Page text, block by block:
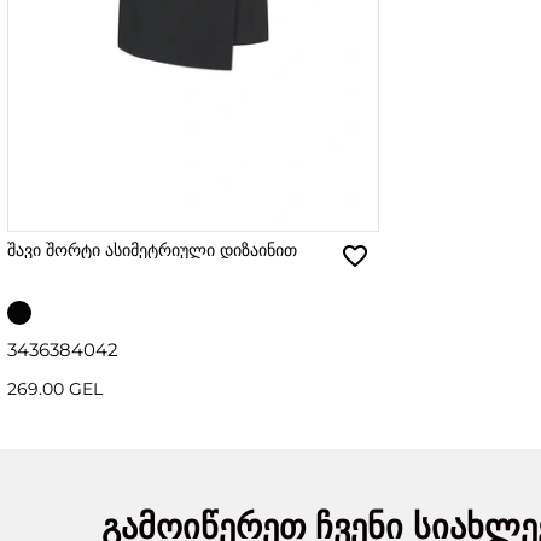
შავი შორტი ასიმეტრიული დიზაინით
3436384042
269.00 GEL
გამოიწერეთ ჩვენი